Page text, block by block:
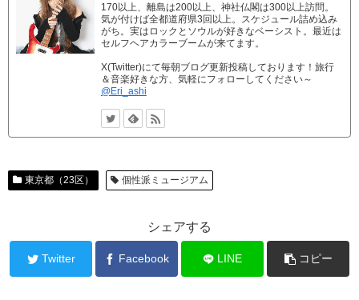
170以上、離島は200以上、神社仏閣は300以上訪問。
気が付けば全都道府県3回以上。スケジュール詰め込み
がち。実はロックとソウルが好きなベーシスト。最近は
セルフヘアカラーブームが来てます。
X(Twitter)にて毎朝ブログ更新投稿しております！旅行
＆音楽好きな方、気軽にフォローしてください～
@Eri_ashi
東京都（23区） 個性派ミュージアム
シェアする
Twitter Facebook LINE コピー